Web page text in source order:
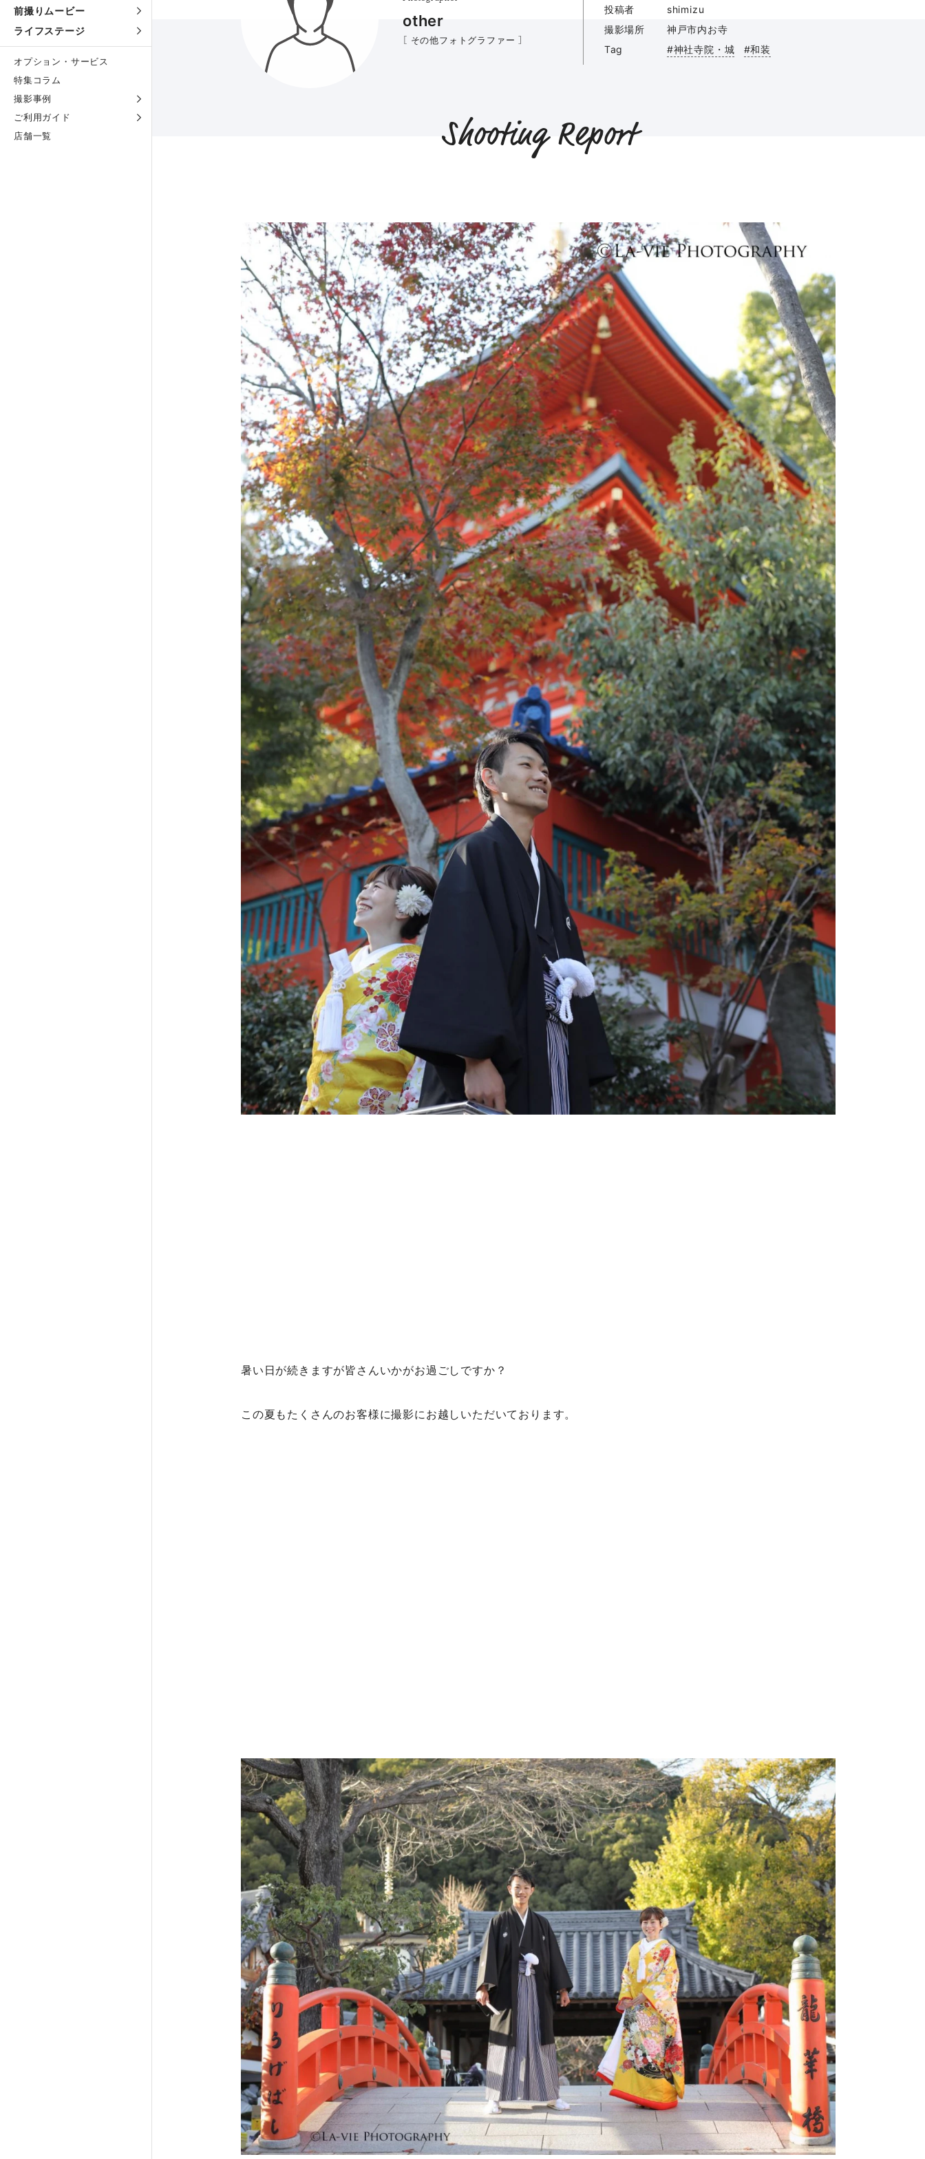
前撮りムービー
ライフステージ
オプション・サービス
特集コラム
撮影事例
ご利用ガイド
店舗一覧
other
［ その他フォトグラファー ］
投稿者
shimizu
撮影場所
神戸市内お寺
Tag
#神社寺院・城 #和装
Shooting Report
暑い日が続きますが皆さんいかがお過ごしですか？
この夏もたくさんのお客様に撮影にお越しいただいております。